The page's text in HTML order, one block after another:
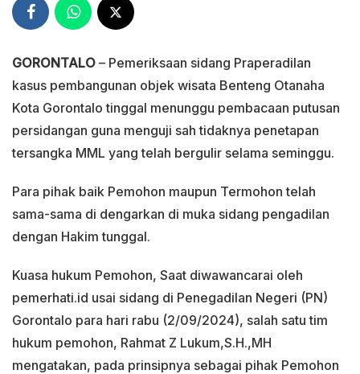
GORONTALO – Pemeriksaan sidang Praperadilan
kasus pembangunan objek wisata Benteng Otanaha
Kota Gorontalo tinggal menunggu pembacaan putusan
persidangan guna menguji sah tidaknya penetapan
tersangka MML yang telah bergulir selama seminggu.
Para pihak baik Pemohon maupun Termohon telah
sama-sama di dengarkan di muka sidang pengadilan
dengan Hakim tunggal.
Kuasa hukum Pemohon, Saat diwawancarai oleh
pemerhati.id usai sidang di Penegadilan Negeri (PN)
Gorontalo para hari rabu (2/09/2024), salah satu tim
hukum pemohon, Rahmat Z Lukum,S.H.,MH
mengatakan, pada prinsipnya sebagai pihak Pemohon